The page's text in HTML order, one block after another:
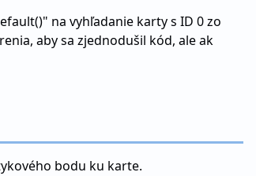
na vyhľadanie karty s ID 0 zo
aby sa zjednodušil kód, ale ak
bodu ku karte.